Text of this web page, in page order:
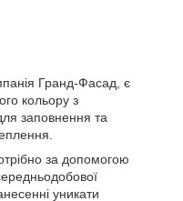
Гранд-Фасад, є
кольору з
заповнення та
за допомогою
уникати